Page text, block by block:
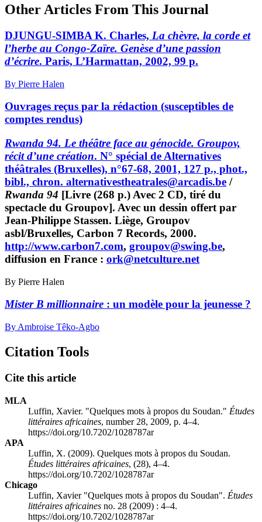
Other Articles From This Journal
DJUNGU-SIMBA K. Charles, La chèvre, la corde et
l’herbe au Congo-Zaïre. Genèse d’une passion
d’écrire. Paris, L’Harmattan, 2002, 99 p.
By Pierre Halen
Ouvrages reçus par la rédaction (susceptibles de
comptes rendus)
Rwanda 94. Le théâtre face au génocide. Groupov,
récit d’une création. N° spécial de Alternatives
théâtrales (Bruxelles), n°67-68, 2001, 127 p., phot.,
bibl., chron. alternativestheatrales@arcadis.be /
Rwanda 94 [Livre (268 p.) Avec 2 CD, tiré du
spectacle du Groupov]. Avec un dessin offert par
Jean-Philippe Stassen. Liège, Groupov
asbl/Bruxelles, Carbon 7 Records, 2000.
http://www.carbon7.com, groupov@swing.be,
diffusion en France : ork@netculture.net
By Pierre Halen
Mister B millionnaire : un modèle pour la jeunesse ?
By Ambroise Têko-Agbo
Citation Tools
Cite this article
MLA
Luffin, Xavier. "Quelques mots à propos du Soudan." Études
littéraires africaines, number 28, 2009, p. 4–4.
https://doi.org/10.7202/1028787ar
APA
Luffin, X. (2009). Quelques mots à propos du Soudan.
Études littéraires africaines, (28), 4–4.
https://doi.org/10.7202/1028787ar
Chicago
Luffin, Xavier "Quelques mots à propos du Soudan". Études
littéraires africaines no. 28 (2009) : 4–4.
https://doi.org/10.7202/1028787ar